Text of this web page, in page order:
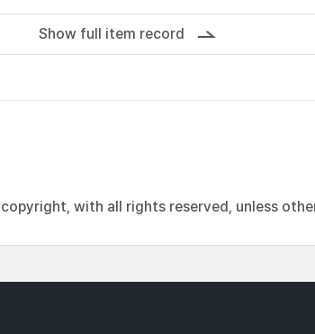
Show full item record
with all rights reserved, unless